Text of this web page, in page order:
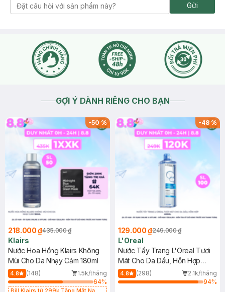
Gửi
GỢI Ý DÀNH RIÊNG CHO BẠN
-50%
218.000 ₫435.000 ₫
Klairs
Nước Hoa Hồng Klairs Không
Mùi Cho Da Nhạy Cảm 180ml
4.8 (148)
1.5k/tháng
64%
Bill Klairs từ 299k Tặng Mặt Nạ
-48%
129.000 ₫249.000 ₫
L'Oreal
Nước Tẩy Trang L'Oreal Tươi
Mát Cho Da Dầu, Hỗn Hợp
400ml
4.8 (298)
2.1k/tháng
94%